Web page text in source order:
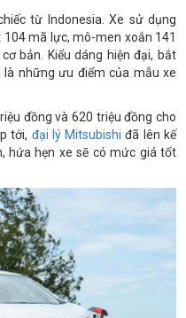
từ Indonesia. Xe sử dụng
104 mã lực, mô-men xoắn 141
bản. Kiểu dáng hiện đại, bắt
những ưu điểm của mẫu xe
đồng và 620 triệu đồng cho
tới, đại lý Mitsubishi đã lên kế
hứa hẹn xe sẽ có mức giá tốt